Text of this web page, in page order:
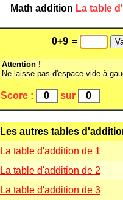
Math addition La table
=
Attention !
Ne laisse pas d'espace vide à
Score : sur
Les autres tables
La table d'addition de 1
La table d'addition de 2
La table d'addition de 3